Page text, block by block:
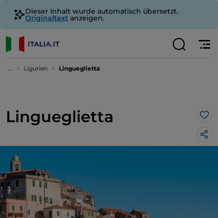
Dieser Inhalt wurde automatisch übersetzt.
Originaltext anzeigen.
... Ligurien Lingueglietta
Lingueglietta